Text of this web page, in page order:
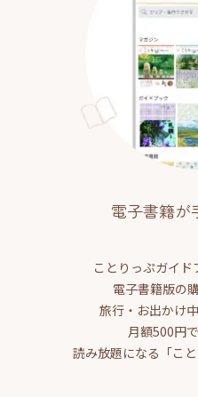
電子書籍が
ことりっぷガイド
電子書籍版の
旅行・お出かけ
月額500円
読み放題になる「こ